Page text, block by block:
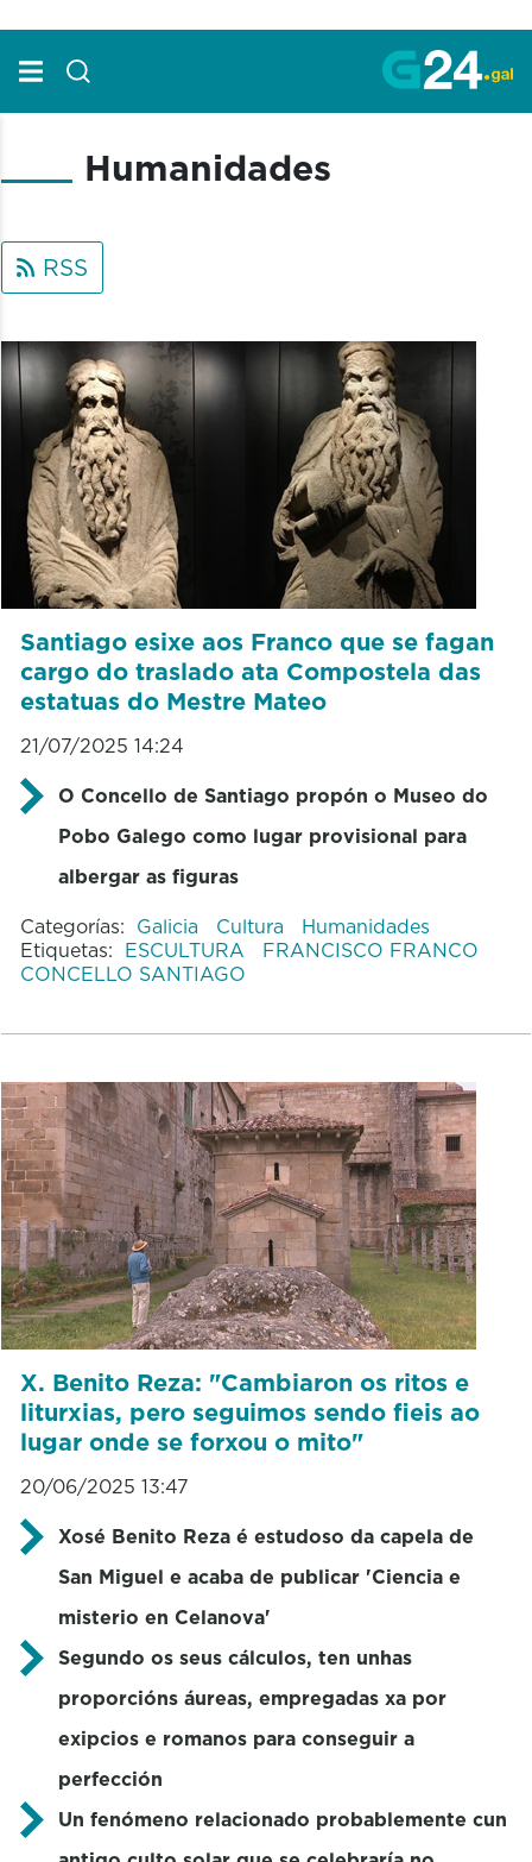
Humanidades
RSS
Santiago esixe aos Franco que se fagan
cargo do traslado ata Compostela das
estatuas do Mestre Mateo
21/07/2025 14:24
O Concello de Santiago propón o Museo do
Pobo Galego como lugar provisional para
albergar as figuras
Categorías: Galicia Cultura
Humanidades
Etiquetas: ESCULTURA
FRANCISCO FRANCO
CONCELLO SANTIAGO
X. Benito Reza: "Cambiaron os ritos e
liturxias, pero seguimos sendo fieis ao
lugar onde se forxou o mito"
20/06/2025 13:47
Xosé Benito Reza é estudoso da capela de
San Miguel e acaba de publicar 'Ciencia e
misterio en Celanova'
Segundo os seus cálculos, ten unhas
proporcións áureas, empregadas xa por
exipcios e romanos para conseguir a
perfección
Un fenómeno relacionado probablemente cun